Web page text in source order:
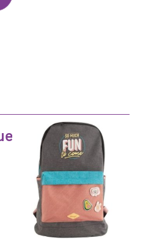
interesarte